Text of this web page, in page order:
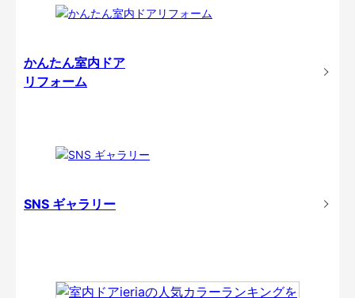
かんたん室内ドア
リフォーム
SNS ギャラリー